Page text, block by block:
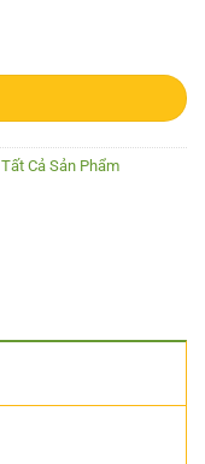
Tất Cả Sản Phẩm